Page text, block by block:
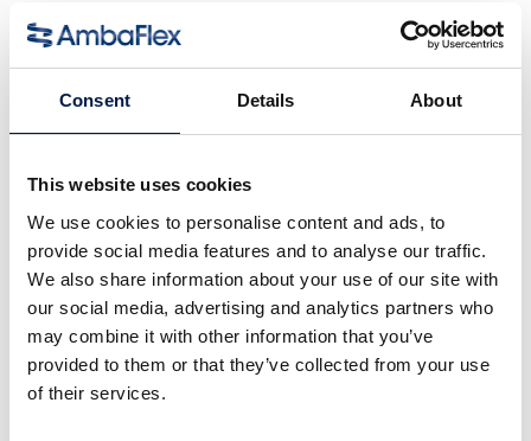
Consent Details About
This website uses cookies
We use cookies to personalise content and ads, to
provide social media features and to analyse our traffic.
We also share information about your use of our site with
our social media, advertising and analytics partners who
may combine it with other information that you’ve
provided to them or that they’ve collected from your use
of their services.
Recherche de produits
Services
Service clients
Programme d'entretien d'une minute
Téléchargements
Entreprise
En un mot
Notre objectif
Travailler avec nous
Nouveautés
Travailler chez AmbaFlex